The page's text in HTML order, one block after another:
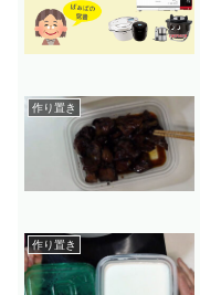
作り置き
作り置き